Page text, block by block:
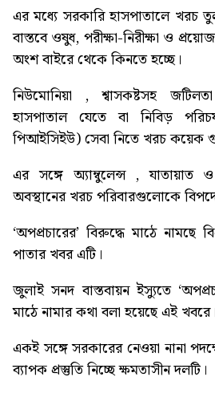
এর মধ্যে সরকারি হাসপাতালে খরচ
বাস্তবে ওষুধ, পরীক্ষা-নিরীক্ষা ও
অংশ বাইরে থেকে কিনতে হচ্ছে।
নিউমোনিয়া , শ্বাসকষ্টসহ
হাসপাতাল যেতে বা নিবিড়
পিআইসিইউ) সেবা নিতে খরচ কয়েক
এর সঙ্গে অ্যাম্বুলেন্স , যাতায়াত
অবস্থানের খরচ পরিবারগুলোকে
‘অপপ্রচারের’ বিরুদ্ধে মাঠে নামছে
পাতার খবর এটি।
জুলাই সনদ বাস্তবায়ন ইস্যুতে
মাঠে নামার কথা বলা হয়েছে এই খবরে।
একই সঙ্গে সরকারের নেওয়া নানা
ব্যাপক প্রস্তুতি নিচ্ছে ক্ষমতাসীন দলটি।